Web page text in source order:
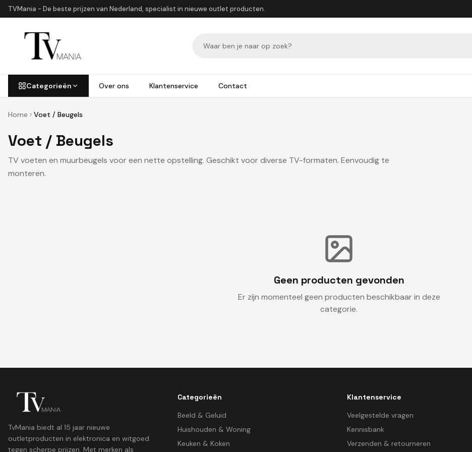
TVMania - De beste prijzen van Nederland, specialist in nieuwe outlet producten.
Categorieën Over ons Klantenservice Contact
Home Voet / Beugels
Voet / Beugels
TV voeten en muurbeugels voor een nette opstelling. Geschikt voor diverse TV-formaten. Eenvoudig te
monteren.
Geen producten gevonden
Er zijn momenteel geen producten beschikbaar in deze
categorie.
TvMania biedt al 15 jaar nieuwe
outletproducten in elektronica en witgoed
tegen scherpe prijzen. Met merken als
Categorieën
Beeld & Geluid
Huishouden & Woning
Keuken & Koken
Klantenservice
Veelgestelde vragen
Kennisbank
Verzenden & retourneren